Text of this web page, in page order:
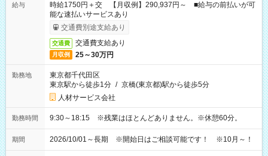
給与
時給1750円＋交 【月収例】290,937円～ ■給与の前払いが可
能な速払いサービスあり
交通費別途支給あり
交通費 交通費支給あり
月収例 25～30万円
勤務地
東京都千代田区
東京駅から徒歩1分 / 京橋(東京都)駅から徒歩5分
人材サービス会社
勤務時間 9:30～18:15 ※残業はほとんどありません。※休憩60分。
期間 2026/10/01～長期 ※開始日はご相談可能です！ ※10月～！